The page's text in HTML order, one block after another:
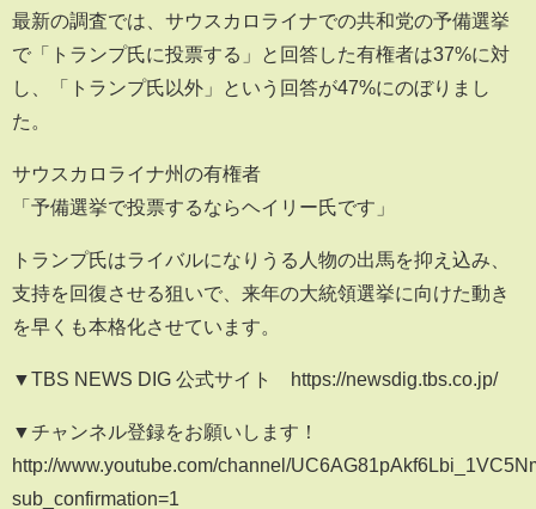
最新の調査では、サウスカロライナでの共和党の予備選挙
で「トランプ氏に投票する」と回答した有権者は37%に対
し、「トランプ氏以外」という回答が47%にのぼりまし
た。
サウスカロライナ州の有権者
「予備選挙で投票するならヘイリー氏です」
トランプ氏はライバルになりうる人物の出馬を抑え込み、
支持を回復させる狙いで、来年の大統領選挙に向けた動き
を早くも本格化させています。
▼TBS NEWS DIG 公式サイト https://newsdig.tbs.co.jp/
▼チャンネル登録をお願いします！
http://www.youtube.com/channel/
sub_confirmation=1